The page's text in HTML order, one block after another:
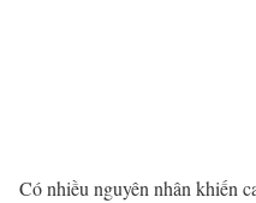
Có nhiều nguyên nhân khiến